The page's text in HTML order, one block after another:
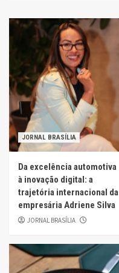
JORNAL BRASÍLIA
Da excelência automotiva
à inovação digital: a
trajetória internacional da
empresária Adriene Silva
JORNAL BRASÍLIA